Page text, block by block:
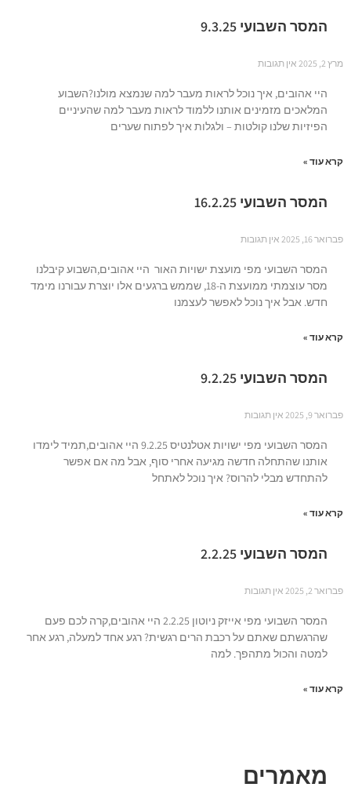
המסר השבועי 9.3.25
מרץ 2, 2025 אין תגובות
היי אהובים, איך נוכל לראות מעבר למה שנמצא מולנו?השבוע
המלאכים מזמינים אותנו ללמוד לראות מעבר למה שהעיניים
הפיזיות שלנו קולטות – ולגלות איך לפתוח שערים
קרא עוד »
המסר השבועי 16.2.25
פברואר 16, 2025 אין תגובות
המסר השבועי מפי מועצת ישויות האור היי אהובים,השבוע קיבלנו
מסר עוצמתי ממועצת ה-18, שממש ברגעים אלו יוצרת עבורנו מימד
חדש. אבל איך נוכל לאפשר לעצמנו
קרא עוד »
המסר השבועי 9.2.25
פברואר 9, 2025 אין תגובות
המסר השבועי מפי ישויות אטלנטיס 9.2.25 היי אהובים,תמיד לימדו
אותנו שהתחלה חדשה מגיעה אחרי סוף, אבל מה אם אפשר
להתחדש מבלי להרוס? איך נוכל לאתחל
קרא עוד »
המסר השבועי 2.2.25
פברואר 2, 2025 אין תגובות
המסר השבועי מפי אייזק ניוטון 2.2.25 היי אהובים,קרה לכם פעם
שהרגשתם שאתם על רכבת הרים רגשית? רגע אחד למעלה, רגע אחר
למטה והכול מתהפך. למה
קרא עוד »
מאמרים